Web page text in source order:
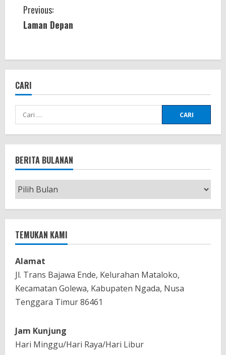
C
o
n
t
i
n
u
e
R
e
a
d
i
n
g
Previous:
Laman Depan
CARI
Cari
untuk:
BERITA BULANAN
Berita
Bulanan
TEMUKAN KAMI
Alamat
Jl. Trans Bajawa Ende, Kelurahan Mataloko,
Kecamatan Golewa, Kabupaten Ngada, Nusa
Tenggara Timur 86461
Jam Kunjung
Hari Minggu/Hari Raya/Hari Libur